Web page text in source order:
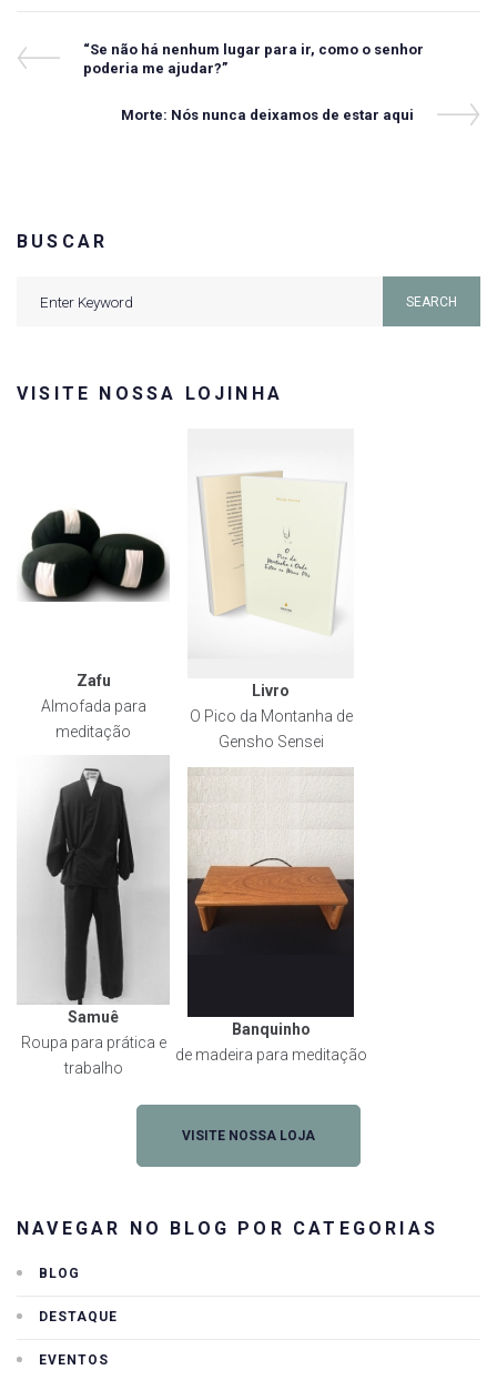
Navegação
Previous
Post
“Se não há nenhum lugar para ir, como o senhor
poderia me ajudar?”
Next
Morte: Nós nunca deixamos de estar aqui
BUSCAR
SEARCH
VISITE NOSSA LOJINHA
Zafu
Almofada para
meditação
Livro
O Pico da Montanha de
Gensho Sensei
Samuê
Roupa para prática e
trabalho
Banquinho
de madeira para meditação
VISITE NOSSA LOJA
NAVEGAR NO BLOG POR CATEGORIAS
BLOG
DESTAQUE
EVENTOS